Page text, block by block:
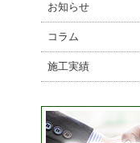
お知らせ
コラム
施工実績